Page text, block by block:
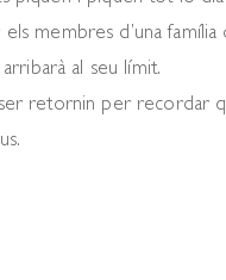
membres d’una família
al seu límit.
retornin per recordar